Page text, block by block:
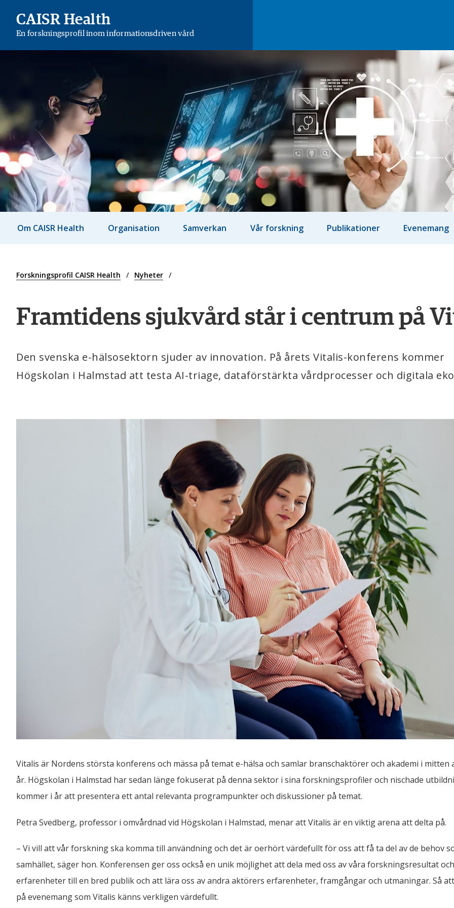
CAISR Health
En forskningsprofil inom informationsdriven vård
Om CAISR Health Organisation Samverkan Vår forskning Publikationer Evenemang
Forskningsprofil CAISR Health Nyheter
Framtidens sjukvård står i centrum på
Den svenska e-hälsosektorn sjuder av innovation. På årets Vitalis-konferens kommer
Högskolan i Halmstad att testa AI-triage, dataförstärkta vårdprocesser och digitala
Vitalis är Nordens största konferens och mässa på temat e-hälsa och samlar branschaktörer och akademi i mitten
år. Högskolan i Halmstad har sedan länge fokuserat på denna sektor i sina forskningsprofiler och nischade
kommer i år att presentera ett antal relevanta programpunkter och diskussioner på temat.
Petra Svedberg, professor i omvårdnad vid Högskolan i Halmstad, menar att Vitalis är en viktig arena att delta på.
– Vi vill att vår forskning ska komma till användning och det är oerhört värdefullt för oss att få ta del av de behov
samhället, säger hon. Konferensen ger oss också en unik möjlighet att dela med oss av våra forskningsresultat och
erfarenheter till en bred publik och att lära oss av andra aktörers erfarenheter, framgångar och utmaningar. Så
på evenemang som Vitalis känns verkligen värdefullt.